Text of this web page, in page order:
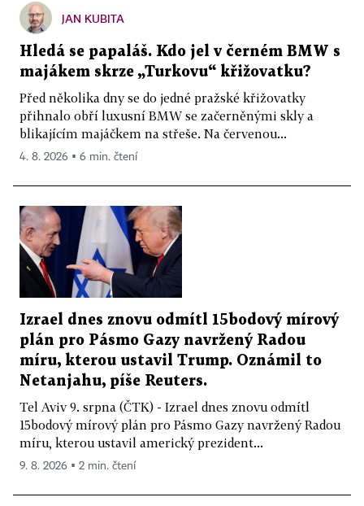
JAN KUBITA
Hledá se papaláš. Kdo jel v černém BMW s
majákem skrze „Turkovu“ křižovatku?
Před několika dny se do jedné pražské křižovatky
přihnalo obří luxusní BMW se začerněnými skly a
blikajícím majáčkem na střeše. Na červenou...
4. 8. 2026 ▪ 6 min. čtení
Izrael dnes znovu odmítl 15bodový mírový
plán pro Pásmo Gazy navržený Radou
míru, kterou ustavil Trump. Oznámil to
Netanjahu, píše Reuters.
Tel Aviv 9. srpna (ČTK) - Izrael dnes znovu odmítl
15bodový mírový plán pro Pásmo Gazy navržený Radou
míru, kterou ustavil americký prezident...
9. 8. 2026 ▪ 2 min. čtení